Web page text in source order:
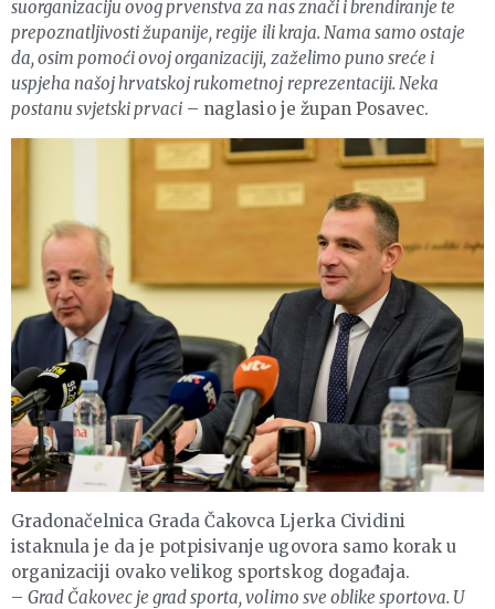
suorganizaciju ovog prvenstva za nas znači i brendiranje te
prepoznatljivosti županije, regije ili kraja. Nama samo ostaje
da, osim pomoći ovoj organizaciji, zaželimo puno sreće i
uspjeha našoj hrvatskoj rukometnoj reprezentaciji. Neka
postanu svjetski prvaci – naglasio je župan Posavec.
Gradonačelnica Grada Čakovca Ljerka Cividini
istaknula je da je potpisivanje ugovora samo korak u
organizaciji ovako velikog sportskog događaja.
–Grad Čakovec je grad sporta, volimo sve oblike sportova. U